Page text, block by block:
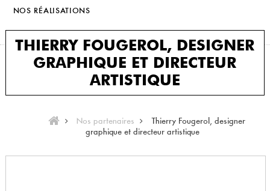
NOS RÉALISATIONS
THIERRY FOUGEROL, DESIGNER
GRAPHIQUE ET DIRECTEUR
ARTISTIQUE
Nos partenaires
Thierry Fougerol, designer
graphique et directeur artistique